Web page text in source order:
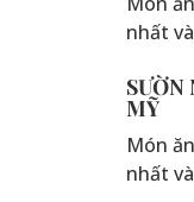
nhất
SƯỜN
MỸ
Món
nhất